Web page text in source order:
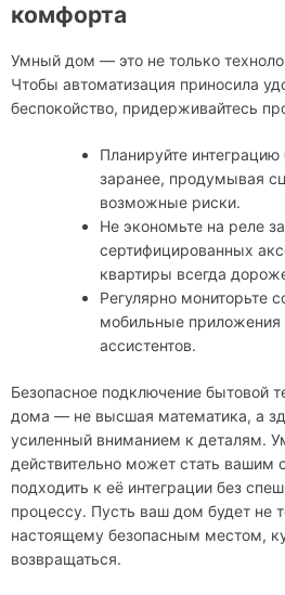
комфорта
Умный дом — это не только
Чтобы автоматизация приносила
беспокойство, придерживайтесь
Планируйте
заранее, продумывая
возможные риски.
Не экономьте на реле
сертифицированных
квартиры всегда
Регулярно мониторьте
мобильные приложения
ассистентов.
Безопасное подключение бытовой
дома — не высшая математика, а
усиленный вниманием к деталям.
действительно может стать вашим
подходить к её интеграции без
процессу. Пусть ваш дом будет не
настоящему безопасным местом,
возвращаться.